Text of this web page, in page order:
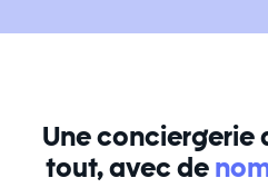
Une conciergerie
tout, avec de